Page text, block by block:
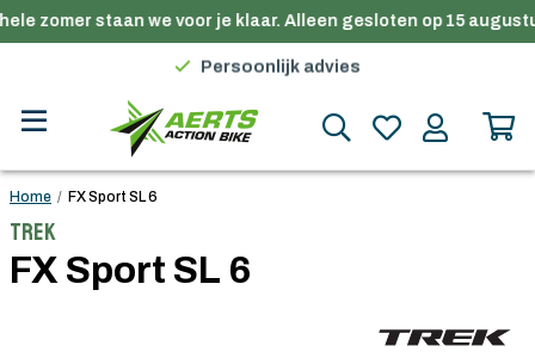
zomer staan we voor je klaar. Alleen gesloten op 15
Premium merken
Persoonlijk advies
Gratis verzending in België vanaf €100
Home / FX Sport SL 6
Trek
FX Sport SL 6